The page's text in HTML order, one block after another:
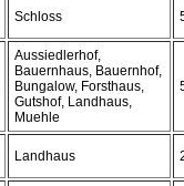
Schloss
Aussiedlerhof,
Bauernhaus, Bauernhof,
Bungalow, Forsthaus,
Gutshof, Landhaus,
Muehle
Landhaus